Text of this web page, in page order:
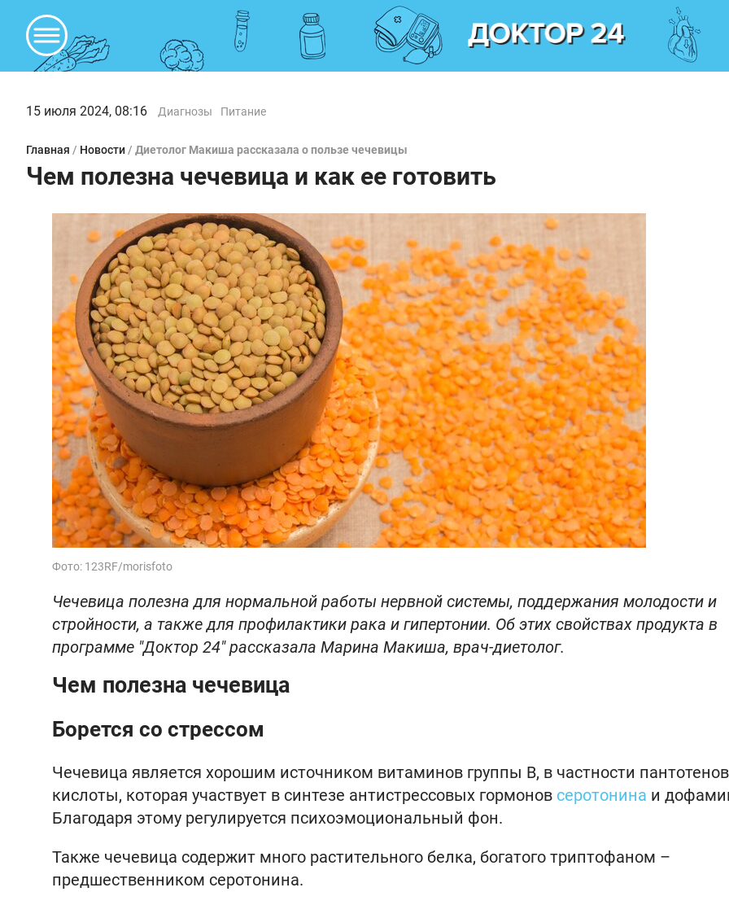
15 июля 2024, 08:16 Диагнозы Питание
Главная / Новости / Диетолог Макиша рассказала о пользе чечевицы
Чем полезна чечевица и как ее готовить
Фото: 123RF/morisfoto
Чечевица полезна для нормальной работы нервной системы, поддержания молодости и
стройности, а также для профилактики рака и гипертонии. Об этих свойствах продукта в
программе "Доктор 24" рассказала Марина Макиша, врач-диетолог.
Чем полезна чечевица
Борется со стрессом
Чечевица является хорошим источником витаминов группы B, в частности
кислоты, которая участвует в синтезе антистрессовых гормонов серотонина и
Благодаря этому регулируется психоэмоциональный фон.
Также чечевица содержит много растительного белка, богатого триптофаном –
предшественником серотонина.